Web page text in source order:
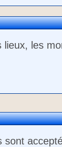
les
sont